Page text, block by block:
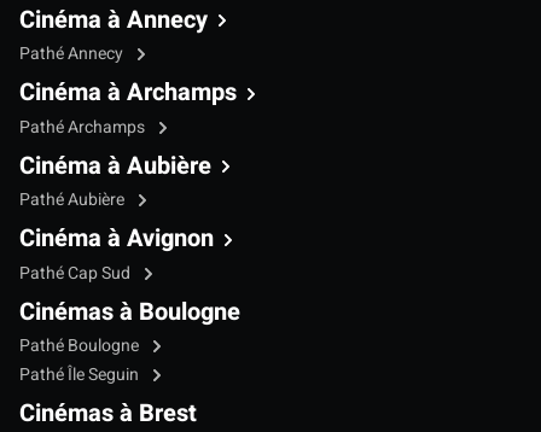
Cinéma à Annecy
Pathé Annecy
Cinéma à Archamps
Pathé Archamps
Cinéma à Aubière
Pathé Aubière
Cinéma à Avignon
Pathé Cap Sud
Cinémas à Boulogne
Pathé Boulogne
Pathé Île Seguin
Cinémas à Brest